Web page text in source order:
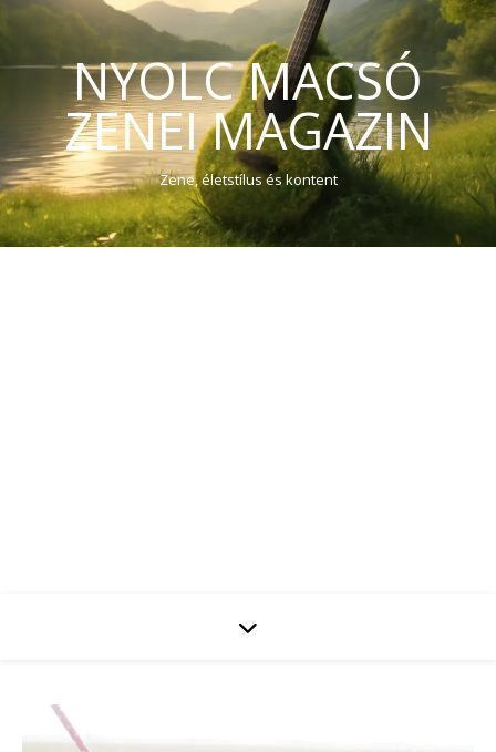
NYOLC MACSÓ
ZENEI MAGAZIN
Zene, életstílus és kontent